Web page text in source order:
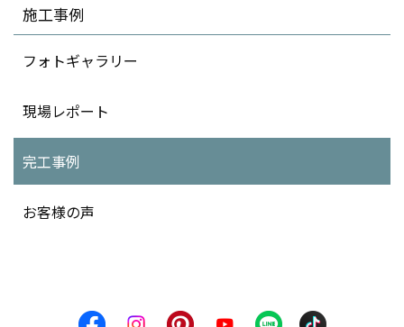
施工事例
フォトギャラリー
現場レポート
完工事例
お客様の声